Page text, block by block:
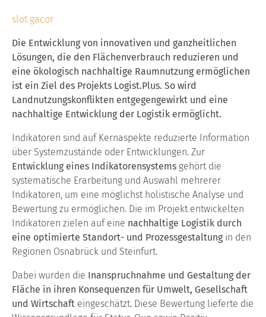
slot gacor
Die Entwicklung von innovativen und ganzheitlichen
Lösungen, die den Flächenverbrauch reduzieren und
eine ökologisch nachhaltige Raumnutzung ermöglichen
ist ein Ziel des Projekts Logist.Plus. So wird
Landnutzungskonflikten entgegengewirkt und eine
nachhaltige Entwicklung der Logistik ermöglicht.
Indikatoren sind auf Kernaspekte reduzierte Information
über Systemzustände oder Entwicklungen. Zur
Entwicklung eines Indikatorensystems gehört die
systematische Erarbeitung und Auswahl mehrerer
Indikatoren, um eine möglichst holistische Analyse und
Bewertung zu ermöglichen. Die im Projekt entwickelten
Indikatoren zielen auf eine nachhaltige Logistik durch
eine optimierte Standort- und Prozessgestaltungin den
Regionen Osnabrück und Steinfurt.
Dabei wurden die Inanspruchnahme und Gestaltung der
Fläche in ihren Konsequenzen für Umwelt, Gesellschaft
und Wirtschaft eingeschätzt. Diese Bewertung lieferte die